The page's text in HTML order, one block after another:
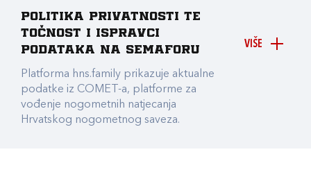
VIŠE
Politika privatnosti te
točnost i ispravci
podataka na Semaforu
Platforma hns.family prikazuje aktualne
podatke iz COMET-a, platforme za
vođenje nogometnih natjecanja
Hrvatskog nogometnog saveza.